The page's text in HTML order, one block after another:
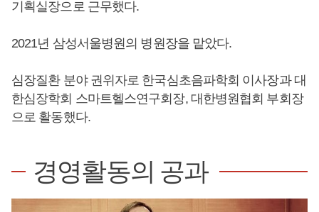
기획실장으로 근무했다.
2021년 삼성서울병원의 병원장을 맡았다.
심장질환 분야 권위자로 한국심초음파학회 이사장과 대
한심장학회 스마트헬스연구회장, 대한병원협회 부회장
으로 활동했다.
경영활동의 공과